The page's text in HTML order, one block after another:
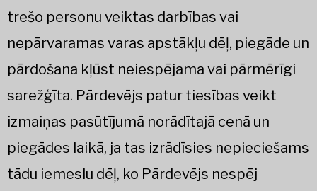
trešo personu veiktas darbības vai
nepārvaramas varas apstākļu dēļ, piegāde un
pārdošana kļūst neiespējama vai pārmērīgi
sarežģīta. Pārdevējs patur tiesības veikt
izmaiņas pasūtījumā norādītajā cenā un
piegādes laikā, ja tas izrādīsies nepieciešams
tādu iemeslu dēļ, ko Pārdevējs nespēj